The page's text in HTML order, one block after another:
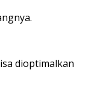
dioptimalkan